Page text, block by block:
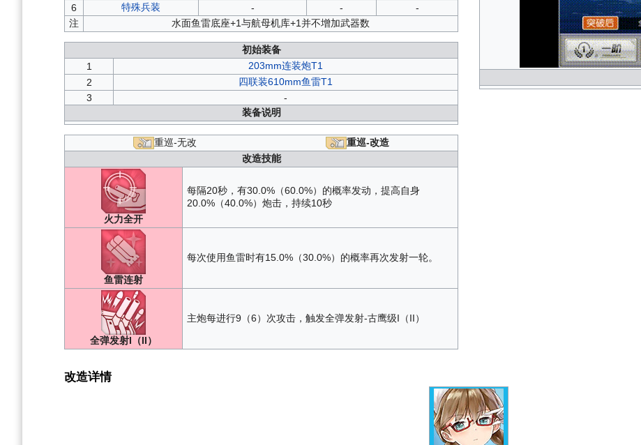
6
特殊兵装 - -
-
注
水面鱼雷底座+1与航母机库+1并不增加武器数
初始装备
1
203mm连装炮T1
2
四联装610mm鱼雷T1
3
-
装备说明
重巡-无改
重巡-改造
改造技能
火力全开
每隔20秒，有30.0%（60.0%）的概率发动，提高自身
20.0%（40.0%）炮击，持续10秒
鱼雷连射
每次使用鱼雷时有15.0%（30.0%）的概率再次发射一轮。
全弹发射I（II）
主炮每进行9（6）次攻击，触发全弹发射-古鹰级I（II）
改造详情